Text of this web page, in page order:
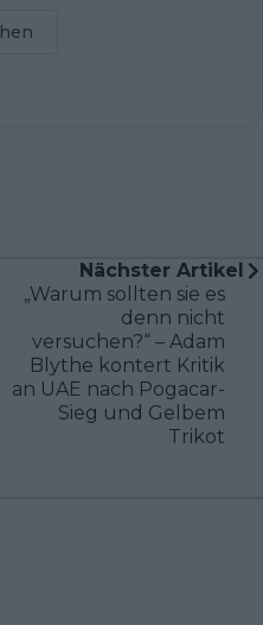
Nächster Artikel
„Warum sollten sie es
denn nicht
versuchen?“ – Adam
Blythe kontert Kritik
an UAE nach Pogacar-
Sieg und Gelbem
Trikot